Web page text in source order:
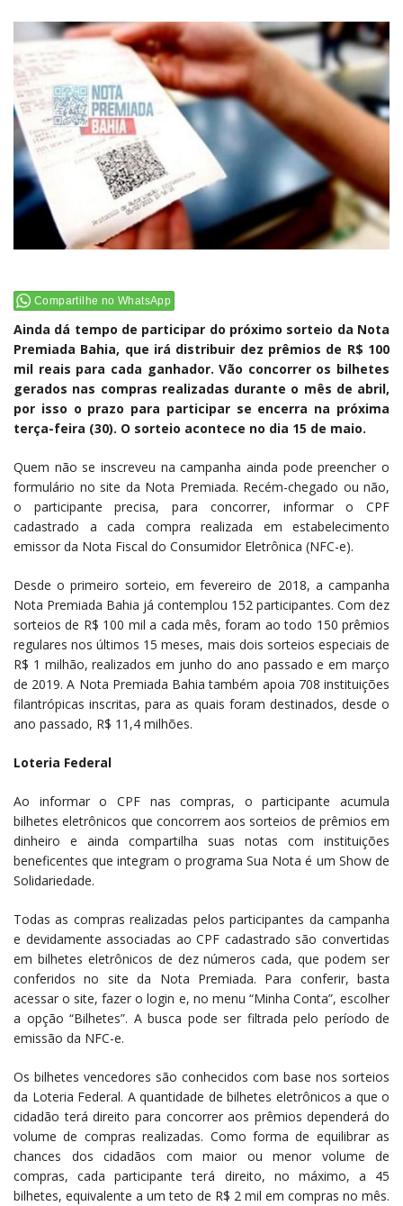
Compartilhe no WhatsApp
Ainda dá tempo de participar do próximo sorteio da Nota
Premiada Bahia, que irá distribuir dez prêmios de R$ 100
mil reais para cada ganhador. Vão concorrer os bilhetes
gerados nas compras realizadas durante o mês de abril,
por isso o prazo para participar se encerra na próxima
terça-feira (30). O sorteio acontece no dia 15 de maio.
Quem não se inscreveu na campanha ainda pode preencher o
formulário no site da Nota Premiada. Recém-chegado ou não,
o participante precisa, para concorrer, informar o CPF
cadastrado a cada compra realizada em estabelecimento
emissor da Nota Fiscal do Consumidor Eletrônica (NFC-e).
Desde o primeiro sorteio, em fevereiro de 2018, a campanha
Nota Premiada Bahia já contemplou 152 participantes. Com dez
sorteios de R$ 100 mil a cada mês, foram ao todo 150 prêmios
regulares nos últimos 15 meses, mais dois sorteios especiais de
R$ 1 milhão, realizados em junho do ano passado e em março
de 2019. A Nota Premiada Bahia também apoia 708 instituições
filantrópicas inscritas, para as quais foram destinados, desde o
ano passado, R$ 11,4 milhões.
Loteria Federal
Ao informar o CPF nas compras, o participante acumula
bilhetes eletrônicos que concorrem aos sorteios de prêmios em
dinheiro e ainda compartilha suas notas com instituições
beneficentes que integram o programa Sua Nota é um Show de
Solidariedade.
Todas as compras realizadas pelos participantes da campanha
e devidamente associadas ao CPF cadastrado são convertidas
em bilhetes eletrônicos de dez números cada, que podem ser
conferidos no site da Nota Premiada. Para conferir, basta
acessar o site, fazer o login e, no menu “Minha Conta”, escolher
a opção “Bilhetes”. A busca pode ser filtrada pelo período de
emissão da NFC-e.
Os bilhetes vencedores são conhecidos com base nos sorteios
da Loteria Federal. A quantidade de bilhetes eletrônicos a que o
cidadão terá direito para concorrer aos prêmios dependerá do
volume de compras realizadas. Como forma de equilibrar as
chances dos cidadãos com maior ou menor volume de
compras, cada participante terá direito, no máximo, a 45
bilhetes, equivalente a um teto de R$ 2 mil em compras no mês.